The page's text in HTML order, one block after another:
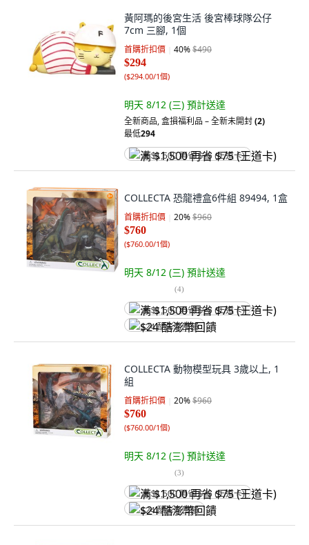
黃阿瑪的後宮生活 後宮棒球隊公仔
7cm 三腳, 1個
首購折扣價 40%$490
$294
($294.00/1個)
明天 8/12 (三) 預計送達
全新商品,盒損福利品 – 全新未開封(2)
最低294
满 $1,500 再省 $75 (王道卡)
COLLECTA 恐龍禮盒6件組 89494, 1盒
首購折扣價 20%$960
$760
($760.00/1個)
明天 8/12 (三) 預計送達
(4)
满 $1,500 再省 $75 (王道卡)
$24 酷澎幣回饋
COLLECTA 動物模型玩具 3歲以上, 1
組
首購折扣價 20%$960
$760
($760.00/1個)
明天 8/12 (三) 預計送達
(3)
满 $1,500 再省 $75 (王道卡)
$24 酷澎幣回饋